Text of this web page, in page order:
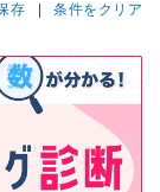
ど
存 条件をクリア